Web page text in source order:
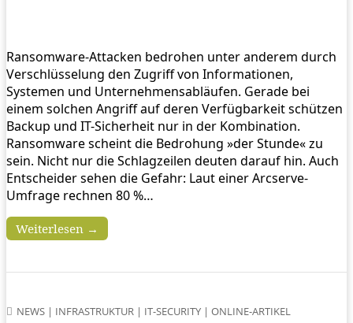
Ransomware-Attacken bedrohen unter anderem durch
Verschlüsselung den Zugriff von Informationen,
Systemen und Unternehmensabläufen. Gerade bei
einem solchen Angriff auf deren Verfügbarkeit schützen
Backup und IT-Sicherheit nur in der Kombination.
Ransomware scheint die Bedrohung »der Stunde« zu
sein. Nicht nur die Schlagzeilen deuten darauf hin. Auch
Entscheider sehen die Gefahr: Laut einer Arcserve-
Umfrage rechnen 80 %…
Weiterlesen →
NEWS | INFRASTRUKTUR | IT-SECURITY | ONLINE-ARTIKEL